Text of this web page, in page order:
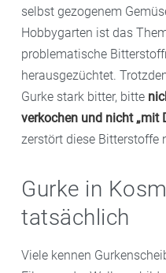
selbst gezogenem
Hobbygarten ist das
problematische
herausgezüchtet.
Gurke stark bitter, bitte
verkochen und nicht „mit
zerstört diese Bitterstoffe
Gurke in
tatsächlich
Viele kennen